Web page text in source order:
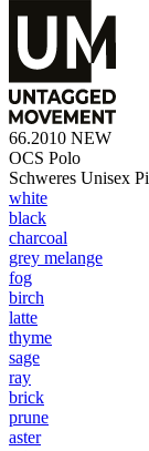
66.2010 NEW
OCS Polo
Schweres Unisex
white
black
charcoal
grey melange
fog
birch
latte
thyme
sage
ray
brick
prune
aster